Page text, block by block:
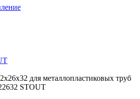
для металлопластиковых труб
STOUT